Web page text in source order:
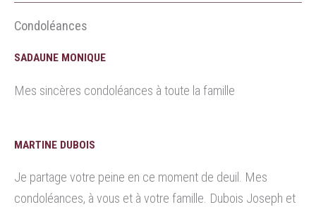
Condoléances
SADAUNE MONIQUE
Mes sincères condoléances à toute la famille
MARTINE DUBOIS
Je partage votre peine en ce moment de deuil. Mes
condoléances, à vous et à votre famille. Dubois Joseph et